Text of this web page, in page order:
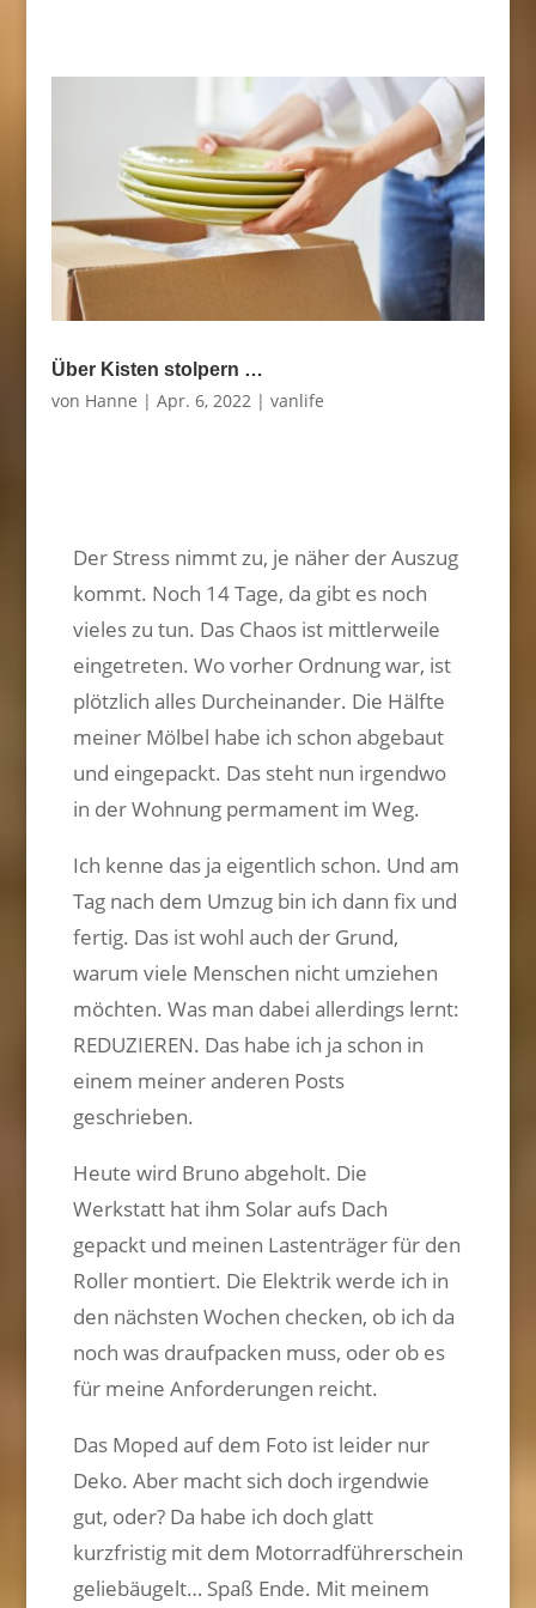
Über Kisten stolpern …
von Hanne | Apr. 6, 2022| vanlife
Der Stress nimmt zu, je näher der Auszug
kommt. Noch 14 Tage, da gibt es noch
vieles zu tun. Das Chaos ist mittlerweile
eingetreten. Wo vorher Ordnung war, ist
plötzlich alles Durcheinander. Die Hälfte
meiner Mölbel habe ich schon abgebaut
und eingepackt. Das steht nun irgendwo
in der Wohnung permament im Weg.
Ich kenne das ja eigentlich schon. Und am
Tag nach dem Umzug bin ich dann fix und
fertig. Das ist wohl auch der Grund,
warum viele Menschen nicht umziehen
möchten. Was man dabei allerdings lernt:
REDUZIEREN. Das habe ich ja schon in
einem meiner anderen Posts
geschrieben.
Heute wird Bruno abgeholt. Die
Werkstatt hat ihm Solar aufs Dach
gepackt und meinen Lastenträger für den
Roller montiert. Die Elektrik werde ich in
den nächsten Wochen checken, ob ich da
noch was draufpacken muss, oder ob es
für meine Anforderungen reicht.
Das Moped auf dem Foto ist leider nur
Deko. Aber macht sich doch irgendwie
gut, oder? Da habe ich doch glatt
kurzfristig mit dem Motorradführerschein
geliebäugelt… Spaß Ende. Mit meinem